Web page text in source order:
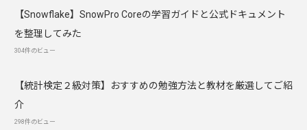
【Snowflake】SnowPro Coreの学習ガイドと公式ドキュメント
を整理してみた
304件のビュー
【統計検定２級対策】おすすめの勉強方法と教材を厳選してご紹
介
298件のビュー